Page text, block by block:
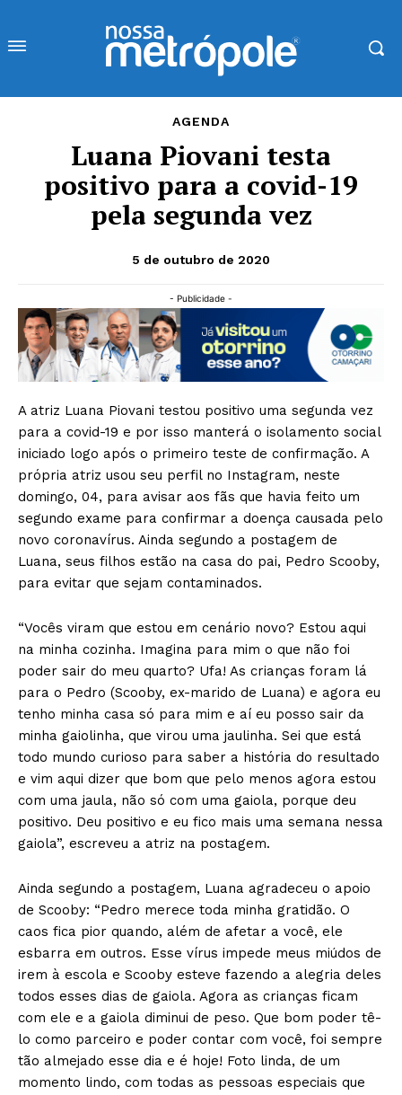
AGENDA
Luana Piovani testa
positivo para a covid-19
pela segunda vez
5 de outubro de 2020
- Publicidade -
A atriz Luana Piovani testou positivo uma segunda vez
para a covid-19 e por isso manterá o isolamento social
iniciado logo após o primeiro teste de confirmação. A
própria atriz usou seu perfil no Instagram, neste
domingo, 04, para avisar aos fãs que havia feito um
segundo exame para confirmar a doença causada pelo
novo coronavírus. Ainda segundo a postagem de
Luana, seus filhos estão na casa do pai, Pedro Scooby,
para evitar que sejam contaminados.
“Vocês viram que estou em cenário novo? Estou aqui
na minha cozinha. Imagina para mim o que não foi
poder sair do meu quarto? Ufa! As crianças foram lá
para o Pedro (Scooby, ex-marido de Luana) e agora eu
tenho minha casa só para mim e aí eu posso sair da
minha gaiolinha, que virou uma jaulinha. Sei que está
todo mundo curioso para saber a história do resultado
e vim aqui dizer que bom que pelo menos agora estou
com uma jaula, não só com uma gaiola, porque deu
positivo. Deu positivo e eu fico mais uma semana nessa
gaiola”, escreveu a atriz na postagem.
Ainda segundo a postagem, Luana agradeceu o apoio
de Scooby: “Pedro merece toda minha gratidão. O
caos fica pior quando, além de afetar a você, ele
esbarra em outros. Esse vírus impede meus miúdos de
irem à escola e Scooby esteve fazendo a alegria deles
todos esses dias de gaiola. Agora as crianças ficam
com ele e a gaiola diminui de peso. Que bom poder tê-
lo como parceiro e poder contar com você, foi sempre
tão almejado esse dia e é hoje! Foto linda, de um
momento lindo, com todas as pessoas especiais que